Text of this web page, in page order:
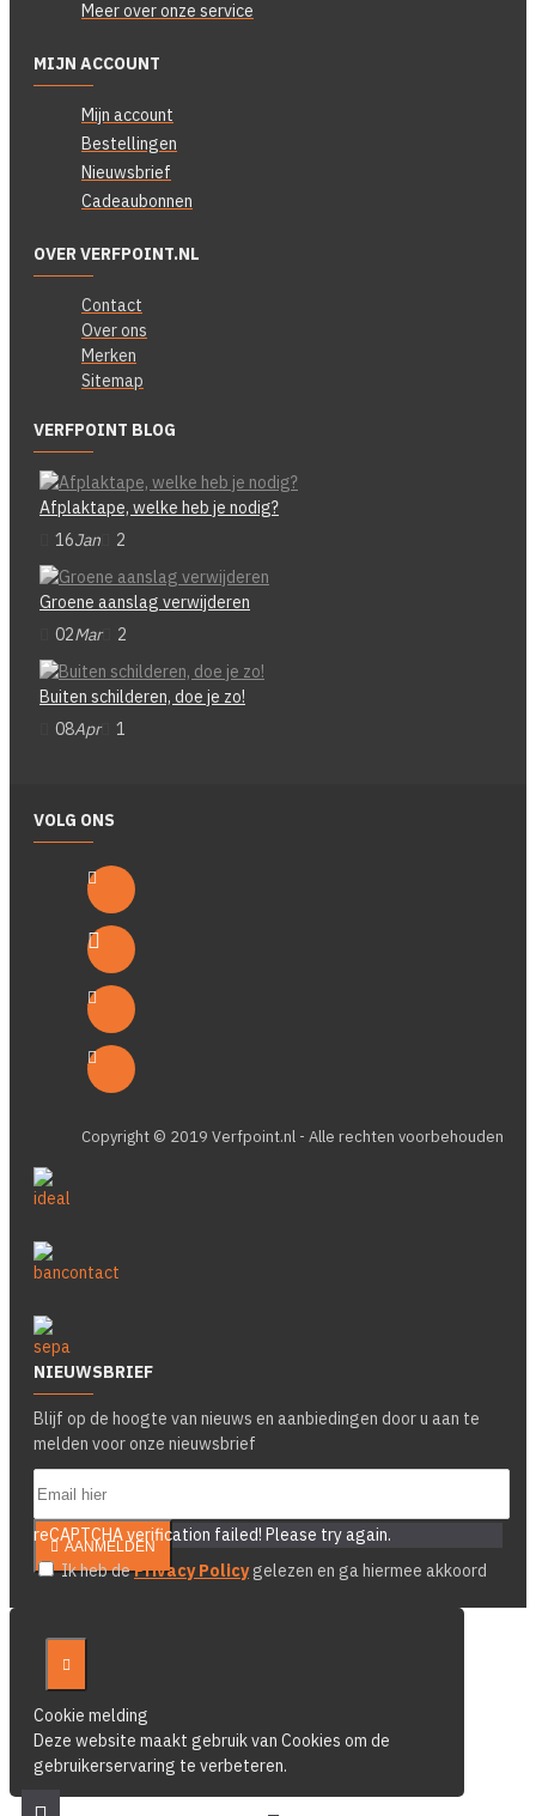
Meer over onze service
MIJN ACCOUNT
Mijn account
Bestellingen
Nieuwsbrief
Cadeaubonnen
OVER VERFPOINT.NL
Contact
Over ons
Merken
Sitemap
VERFPOINT BLOG
Afplaktape, welke heb je nodig?
16Jan 2
Groene aanslag verwijderen
02Mar 2
Buiten schilderen, doe je zo!
08Apr 1
VOLG ONS
Copyright © 2019 Verfpoint.nl - Alle rechten voorbehouden
NIEUWSBRIEF
Blijf op de hoogte van nieuws en aanbiedingen door u aan te
melden voor onze nieuwsbrief
AANMELDEN
reCAPTCHA verification failed! Please try again.
Ik heb dePrivacy Policygelezen en ga hiermee akkoord
Cookie melding
Deze website maakt gebruik van Cookies om de
gebruikerservaring te verbeteren.